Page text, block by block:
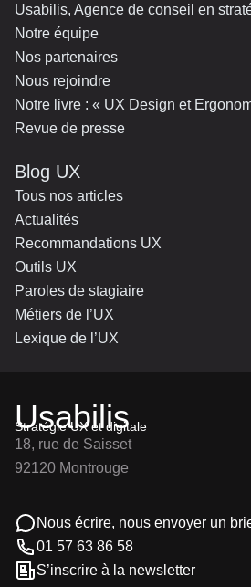
Usabilis, Agence de conseil en
Notre équipe
Nos partenaires
Nous rejoindre
Notre livre : « UX Design et
Revue de presse
Blog UX
Tous nos articles
Actualités
Recommandations UX
Outils UX
Paroles de stagiaire
Métiers de l’UX
Lexique de l’UX
Usabilis
Stratégie UX et digitale
18, rue de Saisset
92120 Montrouge
Nous écrire, nous envoyer un
01 57 63 86 58
S’inscrire à la newsletter